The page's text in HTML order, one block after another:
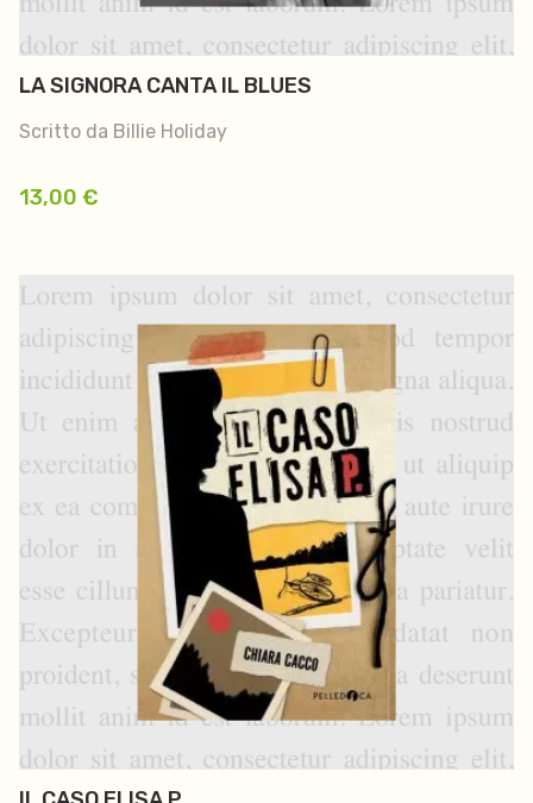
LA SIGNORA CANTA IL BLUES
Scritto da Billie Holiday
13,00 €